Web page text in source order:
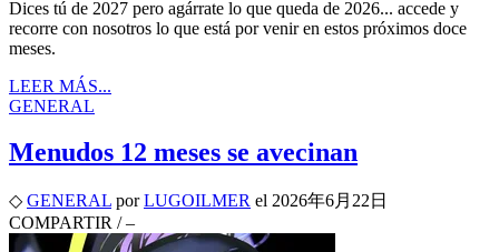
Dices tú de 2027 pero agárrate lo que queda de 2026... accede y
recorre con nosotros lo que está por venir en estos próximos doce
meses.
LEER MÁS...
GENERAL
Menudos 12 meses se avecinan
◇ GENERAL por LUGOILMER el 2026年6月22日
COMPARTIR / –